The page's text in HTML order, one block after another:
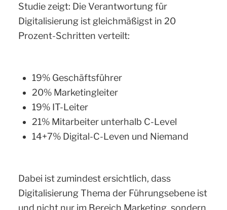
Studie zeigt: Die Verantwortung für
Digitalisierung ist gleichmäßigst in 20
Prozent-Schritten verteilt:
19% Geschäftsführer
20% Marketingleiter
19% IT-Leiter
21% Mitarbeiter unterhalb C-Level
14+7% Digital-C-Leven und Niemand
Dabei ist zumindest ersichtlich, dass
Digitalisierung Thema der Führungsebene ist
und nicht nur im Bereich Marketing, sondern